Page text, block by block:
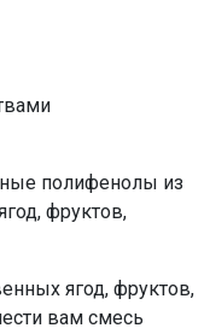
полифенолы из
фруктов,
ягод, фруктов,
вам смесь